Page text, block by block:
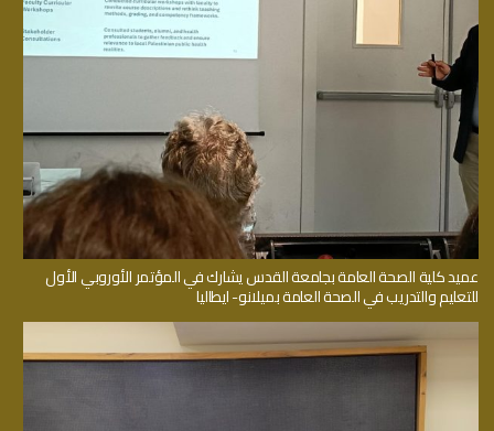
عميد كلية الصحة العامة بجامعة القدس يشارك في المؤتمر الأوروبي الأول
للتعليم والتدريب في الصحة العامة بميلانو- ايطاليا